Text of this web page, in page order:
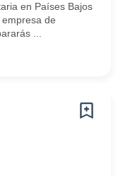
en Países Bajos
de
...